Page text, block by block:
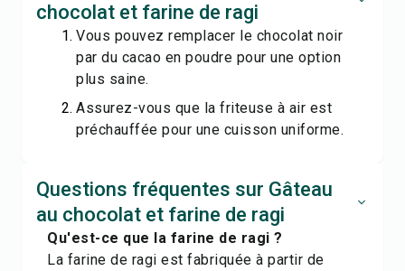
chocolat et farine de ragi
Vous pouvez remplacer le chocolat noir
par du cacao en poudre pour une option
plus saine.
Assurez-vous que la friteuse à air est
préchauffée pour une cuisson uniforme.
Questions fréquentes sur Gâteau
au chocolat et farine de ragi
Qu'est-ce que la farine de ragi ?
La farine de ragi est fabriquée à partir de